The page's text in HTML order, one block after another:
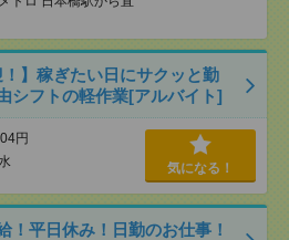
！】稼ぎたい日にサクッと勤
シフトの軽作業[アルバイト]
円
気になる！
！平日休み！日勤のお仕事！